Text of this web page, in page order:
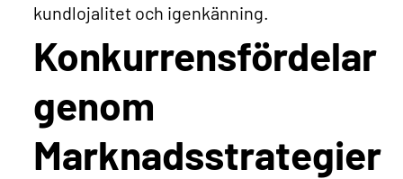
kundlojalitet och igenkänning.
Konkurrensfördelar
genom
Marknadsstrategier